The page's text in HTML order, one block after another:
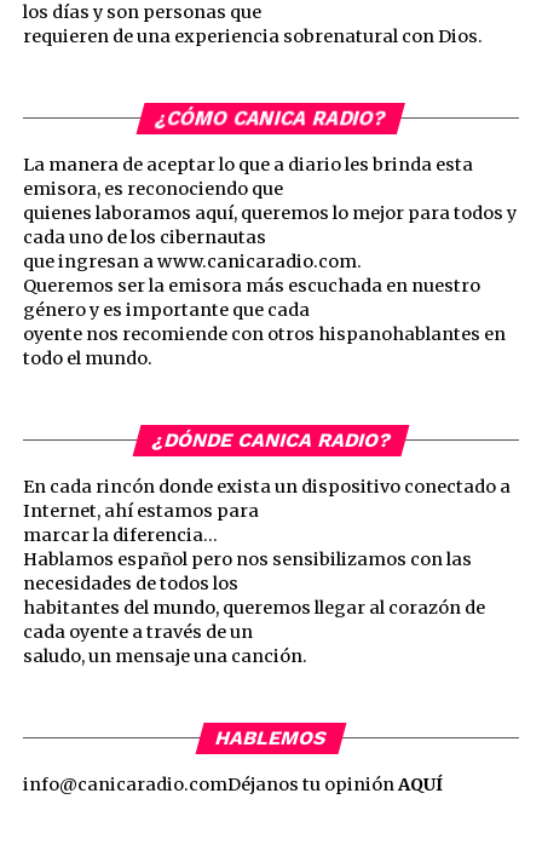
los días y son personas que
requieren de una experiencia sobrenatural con Dios.
¿CÓMO CANICA RADIO?
La manera de aceptar lo que a diario les brinda esta
emisora, es reconociendo que
quienes laboramos aquí, queremos lo mejor para todos y
cada uno de los cibernautas
que ingresan a www.canicaradio.com.
Queremos ser la emisora más escuchada en nuestro
género y es importante que cada
oyente nos recomiende con otros hispanohablantes en
todo el mundo.
¿DÓNDE CANICA RADIO?
En cada rincón donde exista un dispositivo conectado a
Internet, ahí estamos para
marcar la diferencia…
Hablamos español pero nos sensibilizamos con las
necesidades de todos los
habitantes del mundo, queremos llegar al corazón de
cada oyente a través de un
saludo, un mensaje una canción.
HABLEMOS
info@canicaradio.comDéjanos tu opiniónAQUÍ